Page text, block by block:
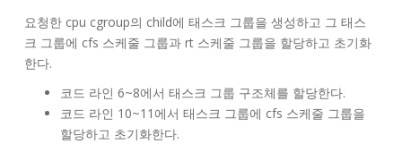
요청한 cpu cgroup의 child에 태스크 그룹을 생성하고 그 태스
크 그룹에 cfs 스케줄 그룹과 rt 스케줄 그룹을 할당하고 초기화
한다.
코드 라인 6~8에서 태스크 그룹 구조체를 할당한다.
코드 라인 10~11에서 태스크 그룹에 cfs 스케줄 그룹을
할당하고 초기화한다.